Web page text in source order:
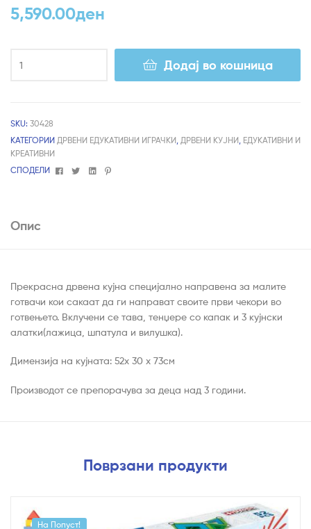
5,590.00ден
Додај во кошница
SKU: 30428
КАТЕГОРИИ ДРВЕНИ ЕДУКАТИВНИ ИГРАЧКИ, ДРВЕНИ КУЈНИ, ЕДУКАТИВНИ И
КРЕАТИВНИ
СПОДЕЛИ
FacebookTwitterLinkedin
Pinterest
Опис
Прекрасна дрвена кујна специјално направена за малите
готвачи кои сакаат да ги направат своите први чекори во
готвењето. Вклучени се тава, тенџере со капак и 3 кујнски
алатки(лажица, шпатула и вилушка).
Димензија на кујната: 52х 30 х 73см
Производот се препорачува за деца над 3 години.
Поврзани продукти
На Попуст!